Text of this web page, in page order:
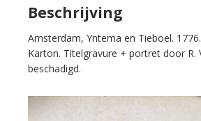
Beschrijving
Amsterdam, Yntema en Tieboel.
Karton. Titelgravure + portret door R.
beschadigd.